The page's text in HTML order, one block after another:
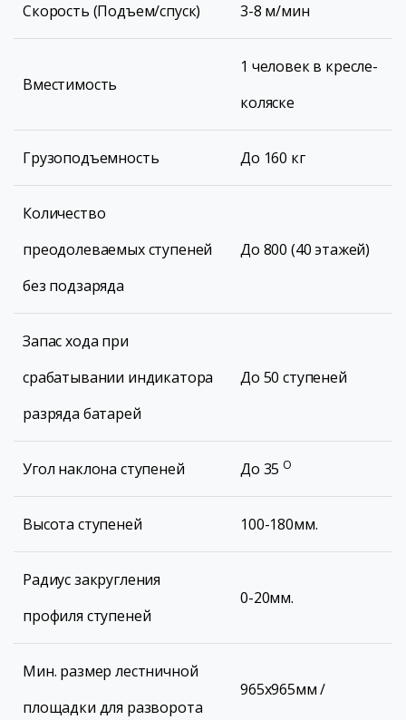
Скорость (Подъем/спуск) 3-8 м/мин
Вместимость
1 человек в кресле-
коляске
Грузоподъемность До 160 кг
Количество
преодолеваемых ступеней
без подзаряда
До 800 (40 этажей)
Запас хода при
срабатывании индикатора
разряда батарей
До 50 ступеней
Угол наклона ступеней До 35 О
Высота ступеней 100-180мм.
Радиус закругления
профиля ступеней
0-20мм.
Мин. размер лестничной
площадки для разворота
965х965мм /